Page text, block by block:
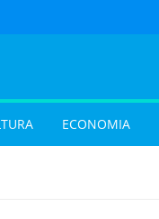
ECONOMIA